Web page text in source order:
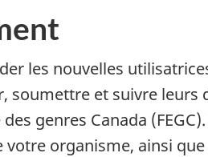
les nouvelles
soumettre et suivre leurs
genres Canada
organisme, ainsi